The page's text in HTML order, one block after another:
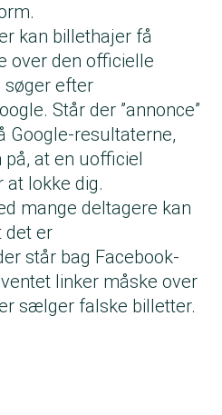
kan billethajer få
over den officielle
søger efter
Står der ”annonce”
Google-resultaterne,
at en uofficiel
lokke dig.
mange deltagere kan
det er
står bag Facebook-
linker måske over
sælger falske billetter.